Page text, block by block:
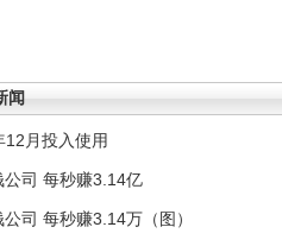
闻
月投入使用
司 每秒赚3.14亿
司 每秒赚3.14万（图）